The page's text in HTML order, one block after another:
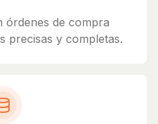
órdenes de compra
precisas y completas.